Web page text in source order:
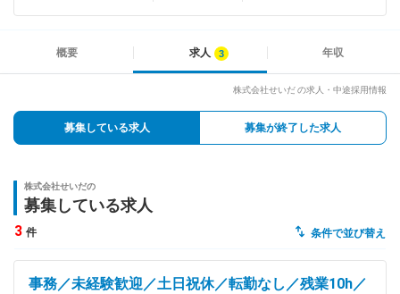
求人を紹介してもらう
知りたい・聞きたい
専門サイト
自動案内は24時間365日対応
概要 求人 年収
株式会社せいだ の求人・中途採用情報
募集している求人 募集が終了した求人
株式会社せいだの
募集している求人
3 件 条件で並び替え
事務／未経験歓迎／土日祝休／転勤なし／残業10h／